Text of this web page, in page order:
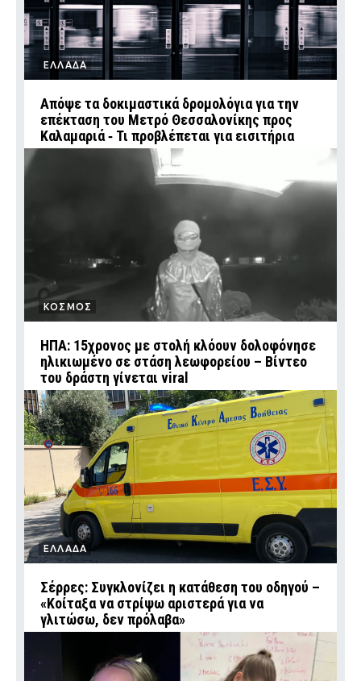
ΕΛΛΑΔΑ
Απόψε τα δοκιμαστικά δρομολόγια για την
επέκταση του Μετρό Θεσσαλονίκης προς
Καλαμαριά ‑ Τι προβλέπεται για εισιτήρια
ΚΟΣΜΟΣ
ΗΠΑ: 15χρονος με στολή κλόουν δολοφόνησε
ηλικιωμένο σε στάση λεωφορείου – Βίντεο
του δράστη γίνεται viral
ΕΛΛΑΔΑ
Σέρρες: Συγκλονίζει η κατάθεση του οδηγού –
«Κοίταξα να στρίψω αριστερά για να
γλιτώσω, δεν πρόλαβα»